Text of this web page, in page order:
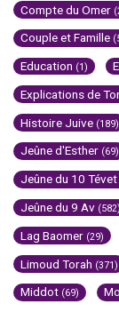
Compte du Omer
Couple et Famille
Education (1)
Explications de
Histoire Juive (189)
Jeûne d'Esther (69)
Jeûne du 10 Tévet
Jeûne du 9 Av (582)
Lag Baomer (29)
Limoud Torah (371)
Middot (69)